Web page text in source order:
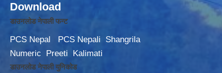
Download
डाउनलोड नेपाली फन्ट
PCS Nepal PCS Nepali
Shangrila
Numeric
Preeti Kalimati
डाउनलोड नेपाली युनिकोड